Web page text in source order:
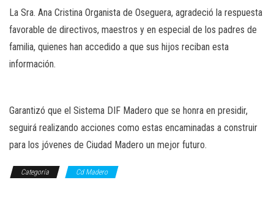
La Sra. Ana Cristina Organista de Oseguera, agradeció la respuesta
favorable de directivos, maestros y en especial de los padres de
familia, quienes han accedido a que sus hijos reciban esta
información.
Garantizó que el Sistema DIF Madero que se honra en presidir,
seguirá realizando acciones como estas encaminadas a construir
para los jóvenes de Ciudad Madero un mejor futuro.
Categoría Cd Madero